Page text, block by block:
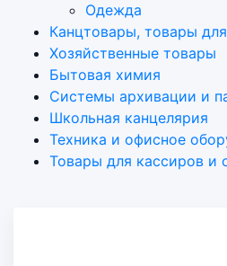
Одежда
Канцтовары, товары
Хозяйственные товары
Бытовая химия
Системы архивации и
Школьная канцелярия
Техника и офисное
Товары для кассиров и